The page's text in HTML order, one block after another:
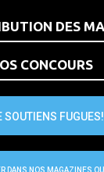
DES
CONCOURS
SOUTIENS FUGUES!